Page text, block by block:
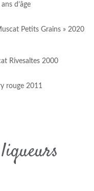
d’âge
Petits Grains » 2020
Rivesaltes 2000
rouge 2011